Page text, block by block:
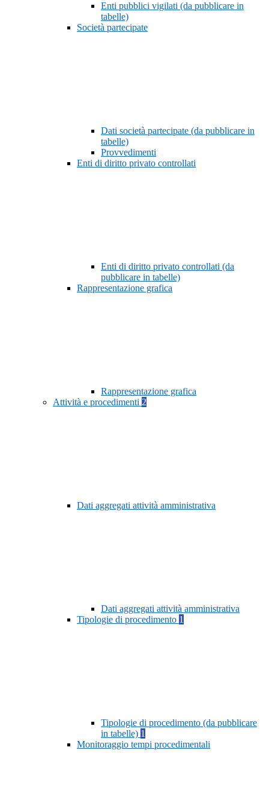
Enti pubblici vigilati (da pubblicare in
tabelle)
Società partecipate
Dati società partecipate (da pubblicare in
tabelle)
Provvedimenti
Enti di diritto privato controllati
Enti di diritto privato controllati (da
pubblicare in tabelle)
Rappresentazione grafica
Rappresentazione grafica
Attività e procedimenti 2
Dati aggregati attività amministrativa
Dati aggregati attività amministrativa
Tipologie di procedimento 1
Tipologie di procedimento (da pubblicare
in tabelle) 1
Monitoraggio tempi procedimentali